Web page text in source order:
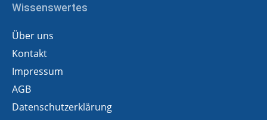
Wissenswertes
Über uns
Kontakt
Impressum
AGB
Datenschutzerklärung